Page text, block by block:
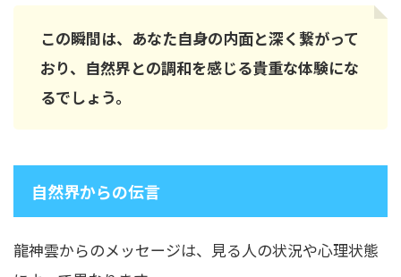
この瞬間は、あなた自身の内面と深く繋がって
おり、自然界との調和を感じる貴重な体験にな
るでしょう。
自然界からの伝言
龍神雲からのメッセージは、見る人の状況や心理状態